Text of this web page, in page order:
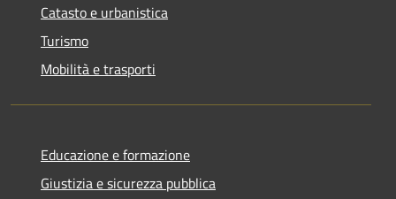
Catasto e urbanistica
Turismo
Mobilità e trasporti
Educazione e formazione
Giustizia e sicurezza pubblica